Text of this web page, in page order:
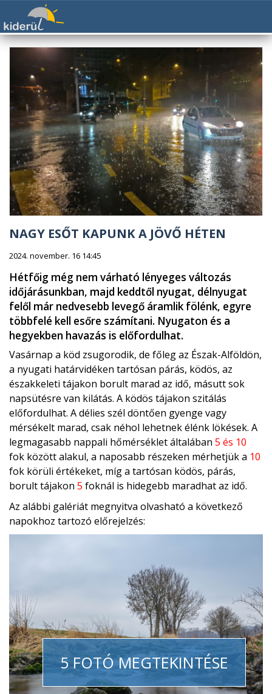
NAGY ESŐT KAPUNK A JÖVŐ HÉTEN
2024. november. 16 14:45
Hétfőig még nem várható lényeges változás
időjárásunkban, majd keddtől nyugat, délnyugat
felől már nedvesebb levegő áramlik fölénk, egyre
többfelé kell esőre számítani. Nyugaton és a
hegyekben havazás is előfordulhat.
Vasárnap a köd zsugorodik, de főleg az Észak-Alföldön,
a nyugati határvidéken tartósan párás, ködös, az
északkeleti tájakon borult marad az idő, másutt sok
napsütésre van kilátás. A ködös tájakon szitálás
előfordulhat. A délies szél döntően gyenge vagy
mérsékelt marad, csak néhol lehetnek élénk lökések. A
legmagasabb nappali hőmérséklet általában 5 és 10
fok között alakul, a naposabb részeken mérhetjük a 10
fok körüli értékeket, míg a tartósan ködös, párás,
borult tájakon 5 foknál is hidegebb maradhat az idő.
Az alábbi galériát megnyitva olvasható a következő
napokhoz tartozó előrejelzés:
5 FOTÓ MEGTEKINTÉSE